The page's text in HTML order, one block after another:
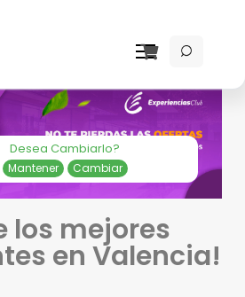
Desea Cambiarlo?
Mantener Cambiar
los mejores
en Valencia!